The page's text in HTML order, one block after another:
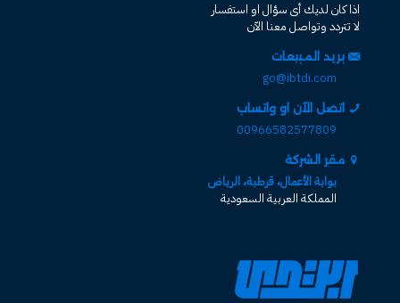
اذا كان لديك أى سؤال او استفسار
لا تتردد وتواصل معنا الآن
بريد المبيعات
go@ibtdi.com
اتصل الآن او واتساب
00966582577809
مقر الشركة
بوابة الأعمال، قرطبة، الرياض
المملكة العربية السعودية